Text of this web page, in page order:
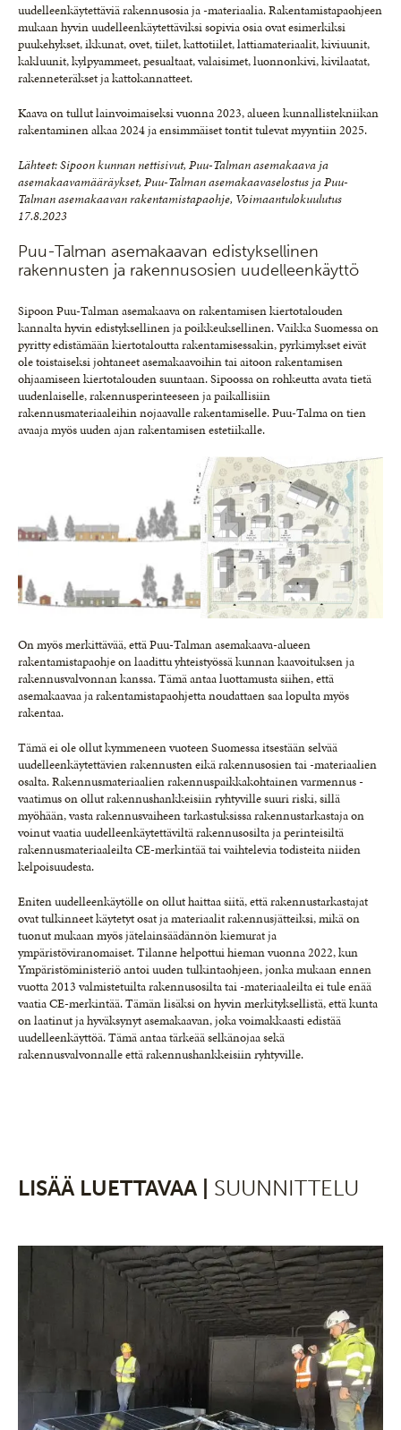
uudelleenkäytettäviä rakennusosia ja -materiaalia. Rakentamistapaohjeen
mukaan hyvin uudelleenkäytettäviksi sopivia osia ovat esimerkiksi
puukehykset, ikkunat, ovet, tiilet, kattotiilet, lattiamateriaalit, kiviuunit,
kakluunit, kylpyammeet, pesualtaat, valaisimet, luonnonkivi, kivilaatat,
rakenneteräkset ja kattokannatteet.
Kaava on tullut lainvoimaiseksi vuonna 2023, alueen kunnallistekniikan
rakentaminen alkaa 2024 ja ensimmäiset tontit tulevat myyntiin 2025.
Lähteet: Sipoon kunnan nettisivut, Puu-Talman asemakaava ja
asemakaavamääräykset, Puu-Talman asemakaavaselostus ja Puu-
Talman asemakaavan rakentamistapaohje, Voimaantulokuulutus
17.8.2023
Puu-Talman asemakaavan edistyksellinen
rakennusten ja rakennusosien uudelleenkäyttö
Sipoon Puu-Talman asemakaava on rakentamisen kiertotalouden
kannalta hyvin edistyksellinen ja poikkeuksellinen. Vaikka Suomessa on
pyritty edistämään kiertotaloutta rakentamisessakin, pyrkimykset eivät
ole toistaiseksi johtaneet asemakaavoihin tai aitoon rakentamisen
ohjaamiseen kiertotalouden suuntaan. Sipoossa on rohkeutta avata tietä
uudenlaiselle, rakennusperinteeseen ja paikallisiin
rakennusmateriaaleihin nojaavalle rakentamiselle. Puu-Talma on tien
avaaja myös uuden ajan rakentamisen estetiikalle.
On myös merkittävää, että Puu-Talman asemakaava-alueen
rakentamistapaohje on laadittu yhteistyössä kunnan kaavoituksen ja
rakennusvalvonnan kanssa. Tämä antaa luottamusta siihen, että
asemakaavaa ja rakentamistapaohjetta noudattaen saa lopulta myös
rakentaa.
Tämä ei ole ollut kymmeneen vuoteen Suomessa itsestään selvää
uudelleenkäytettävien rakennusten eikä rakennusosien tai -materiaalien
osalta. Rakennusmateriaalien rakennuspaikkakohtainen varmennus -
vaatimus on ollut rakennushankkeisiin ryhtyville suuri riski, sillä
myöhään, vasta rakennusvaiheen tarkastuksissa rakennustarkastaja on
voinut vaatia uudelleenkäytettäviltä rakennusosilta ja perinteisiltä
rakennusmateriaaleilta CE-merkintää tai vaihtelevia todisteita niiden
kelpoisuudesta.
Eniten uudelleenkäytölle on ollut haittaa siitä, että rakennustarkastajat
ovat tulkinneet käytetyt osat ja materiaalit rakennusjätteiksi, mikä on
tuonut mukaan myös jätelainsäädännön kiemurat ja
ympäristöviranomaiset. Tilanne helpottui hieman vuonna 2022, kun
Ympäristöministeriö antoi uuden tulkintaohjeen, jonka mukaan ennen
vuotta 2013 valmistetuilta rakennusosilta tai -materiaaleilta ei tule enää
vaatia CE-merkintää. Tämän lisäksi on hyvin merkityksellistä, että kunta
on laatinut ja hyväksynyt asemakaavan, joka voimakkaasti edistää
uudelleenkäyttöä. Tämä antaa tärkeää selkänojaa sekä
rakennusvalvonnalle että rakennushankkeisiin ryhtyville.
LISÄÄ LUETTAVAA | SUUNNITTELU